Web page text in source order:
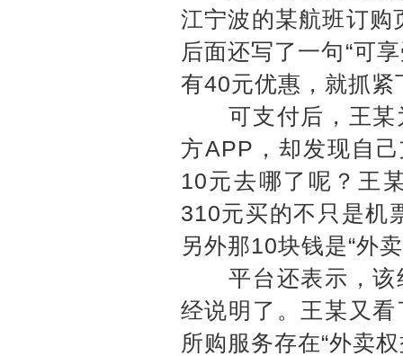
江宁波的某航班订购
后面还写了一句“可
有40元优惠，就抓
可支付后，王某
方APP，却发现自
10元去哪了呢？王
310元买的不只是机
另外那10块钱是“外
平台还表示，该
经说明了。王某又
所购服务存在“外卖